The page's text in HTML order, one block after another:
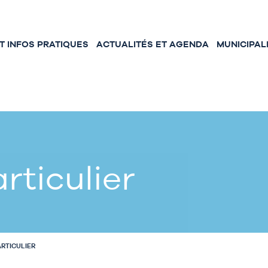
INFOS PRATIQUES ACTUALITÉS ET AGENDA